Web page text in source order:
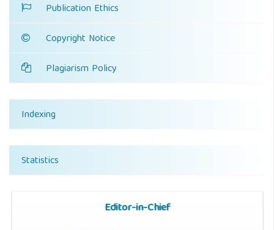
Publication Ethics
Copyright Notice
Plagiarism Policy
Indexing
Statistics
Editor-in-Chief